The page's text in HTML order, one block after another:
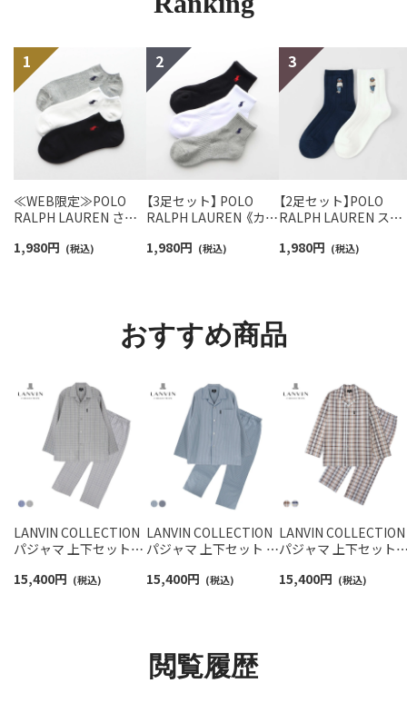
≪WEB限定≫POLO
RALPH LAUREN さら
スニーカー丈ソックス
1,980円 (税込)
【3足セット】 POLO
RALPH LAUREN 《カラ
ンポイントソックス シ
1,980円 (税込)
【2足セット】POLO
RALPH LAUREN スタ
ロベア オーガニック
1,980円 (税込)
おすすめ商品
LANVIN COLLECTION
パジャマ 上下セット
先染めツイル 微起毛 ツ
15,400円 (税込)
LANVIN COLLECTION
パジャマ 上下セット 綿
起毛 ストライプ 【M L
15,400円 (税込)
LANVIN COLLECTION
パジャマ 上下セット
サッカーチェック 長
15,400円 (税込)
閲覧履歴